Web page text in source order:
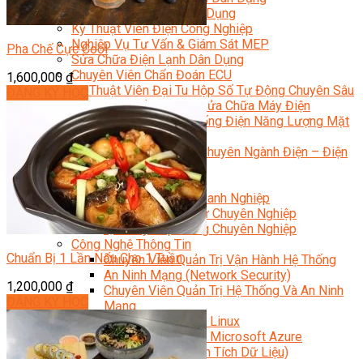
Kỹ Thuật Viên Điện Dân Dụng
Kỹ Thuật Viên Điện Công Nghiệp
Nghiệp Vụ Tư Vấn & Giám Sát MEP
Sửa Chữa Điện Lạnh Dân Dụng
Chuyên Viên Chẩn Đoán ECU
Kỹ Thuật Viên Đại Tu Hộp Số Tự Động Chuyên Sâu
Kỹ Thuật Quấn Dây Và Sửa Chữa Máy Điện
Thiết Kế Lắp Đặt Hệ Thống Điện Năng Lượng Mặt
Trời
Kỹ Thuật Viên Điện Tử Chuyên Ngành Điện – Điện
Lạnh Dân Dụng
Ngành Khác
Quản Trị & Phát Triển Doanh Nghiệp
Giám Đốc Nhân Sự Chuyên Nghiệp
Quản Lý Cấp Trung Chuyên Nghiệp
Công Nghệ Thông Tin
Chuyên Viên Quản Trị Vận Hành Hệ Thống
An Ninh Mạng (Network Security)
Chuyên Viên Quản Trị Hệ Thống Và An Ninh
Mạng
Quản Trị Hệ Thống Linux
Quản Trị Vận Hành Microsoft Azure
Data Analyst (Phân Tích Dữ Liệu)
Pha Chế Cực Cool
1,600,000 ₫
Chuẩn Bị 1 Lần Nấu Cho 1 Tuần
1,200,000 ₫